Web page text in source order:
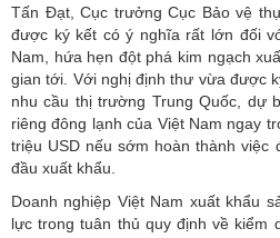
Tấn Đạt, Cục trưởng Cục Bảo vệ
được ký kết có ý nghĩa rất lớn đối
Nam, hứa hẹn đột phá kim ngạch
gian tới. Với nghị định thư vừa được
nhu cầu thị trường Trung Quốc, dự
riêng đông lạnh của Việt Nam ngay
triệu USD nếu sớm hoàn thành việc
đầu xuất khẩu.
Doanh nghiệp Việt Nam xuất khẩu
lực trong tuân thủ quy định về kiểm